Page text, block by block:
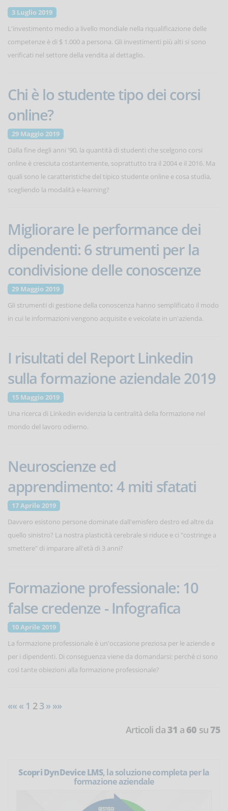
3 Luglio 2019
L'investimento medio a livello mondiale nella riqualificazione delle
competenze è di $ 1.000 a persona. Gli investimenti più alti si sono
verificati nel settore della vendita al dettaglio.
Chi è lo studente tipo dei corsi
online?
29 Maggio 2019
Dalla fine degli anni '90, la quantità di studenti che scelgono corsi
online è cresciuta costantemente, soprattutto tra il 2004 e il 2016. Ma
quali sono le caratteristiche del tipico studente online e cosa studia,
scegliendo la modalità e-learning?
Migliorare le performance dei
dipendenti: 6 strumenti per la
condivisione delle conoscenze
29 Maggio 2019
Gli strumenti di gestione della conoscenza hanno semplificato il modo
in cui le informazioni vengono acquisite e veicolate in un'azienda.
I risultati del Report Linkedin
sulla formazione aziendale 2019
15 Maggio 2019
Una ricerca di Linkedin evidenzia la centralità della formazione nel
mondo del lavoro odierno.
Neuroscienze ed
apprendimento: 4 miti sfatati
17 Aprile 2019
Davvero esistono persone dominate dall'emisfero destro ed altre da
quello sinistro? La nostra plasticità cerebrale si riduce e ci "costringe a
smettere" di imparare all'età di 3 anni?
Formazione professionale: 10
false credenze - Infografica
10 Aprile 2019
La formazione professionale è un'occasione preziosa per le aziende e
per i dipendenti. Di conseguenza viene da domandarsi: perché ci sono
così tante obiezioni alla formazione professionale?
«« « 1 23 » »»
Articoli da 31 a 60 su 75
Scopri DynDevice LMS, la soluzione completa per la
formazione aziendale